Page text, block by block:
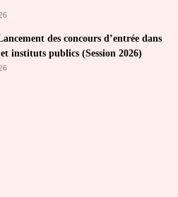
des concours d’entrée dans
et instituts publics (Session 2026)